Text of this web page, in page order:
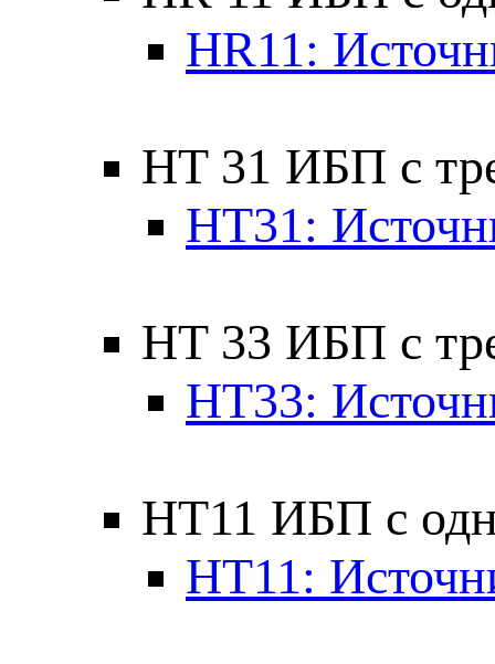
HR11:
HT 31 ИБП с
HT31:
HT 33 ИБП с
HT33:
HT11 ИБП с
HT11: